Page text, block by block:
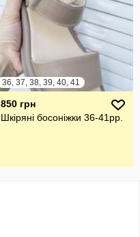
36, 37, 38, 39, 40, 41
850 грн
Шкіряні босоніжки 36-41рр.